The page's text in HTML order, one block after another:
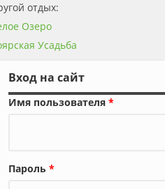
отдых:
Озеро
Усадьба
Вход на сайт
Имя пользователя *
Пароль *